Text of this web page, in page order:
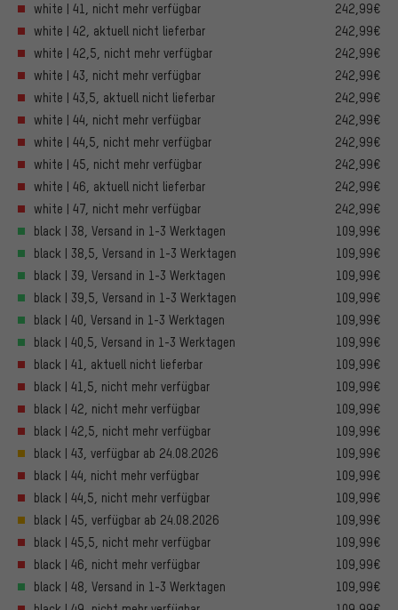
white | 41, nicht mehr verfügbar
242,99€
white | 42, aktuell nicht lieferbar
242,99€
white | 42,5, nicht mehr verfügbar
242,99€
white | 43, nicht mehr verfügbar
242,99€
white | 43,5, aktuell nicht lieferbar
242,99€
white | 44, nicht mehr verfügbar
242,99€
white | 44,5, nicht mehr verfügbar
242,99€
white | 45, nicht mehr verfügbar
242,99€
white | 46, aktuell nicht lieferbar
242,99€
white | 47, nicht mehr verfügbar
242,99€
black | 38, Versand in 1-3 Werktagen
109,99€
black | 38,5, Versand in 1-3 Werktagen
109,99€
black | 39, Versand in 1-3 Werktagen
109,99€
black | 39,5, Versand in 1-3 Werktagen
109,99€
black | 40, Versand in 1-3 Werktagen
109,99€
black | 40,5, Versand in 1-3 Werktagen
109,99€
black | 41, aktuell nicht lieferbar
109,99€
black | 41,5, nicht mehr verfügbar
109,99€
black | 42, nicht mehr verfügbar
109,99€
black | 42,5, nicht mehr verfügbar
109,99€
black | 43, verfügbar ab 24.08.2026
109,99€
black | 44, nicht mehr verfügbar
109,99€
black | 44,5, nicht mehr verfügbar
109,99€
black | 45, verfügbar ab 24.08.2026
109,99€
black | 45,5, nicht mehr verfügbar
109,99€
black | 46, nicht mehr verfügbar
109,99€
black | 48, Versand in 1-3 Werktagen
109,99€